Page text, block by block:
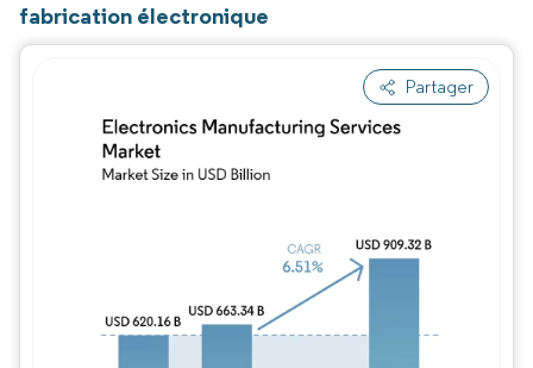
fabrication électronique
Partager